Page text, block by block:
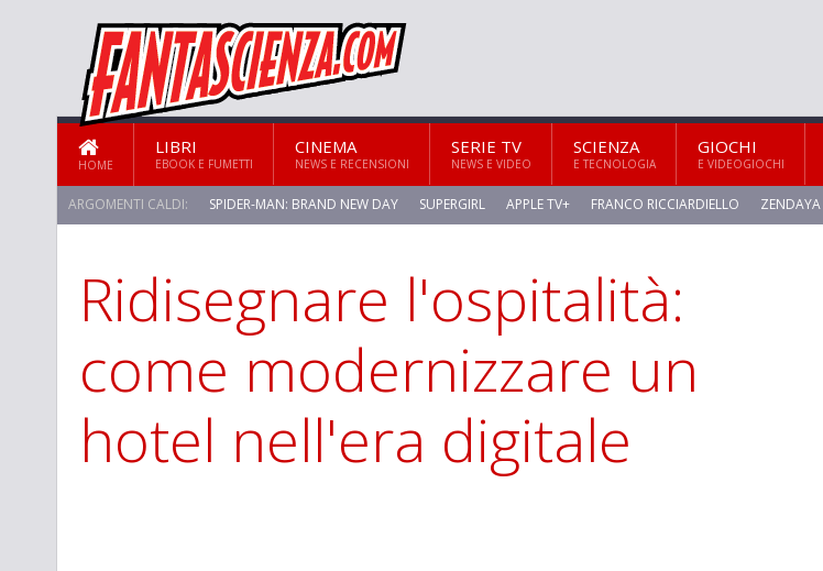
HOME
LIBRI
EBOOK E FUMETTI
CINEMA
NEWS E RECENSIONI
SERIE TV
NEWS E VIDEO
SCIENZA
E TECNOLOGIA
GIOCHI
E VIDEOGIOCHI
ARGOMENTI CALDI: SPIDER-MAN: BRAND NEW DAY SUPERGIRL APPLE TV+ FRANCO RICCIARDIELLO ZENDAYA
Ridisegnare l'ospitalità:
come modernizzare un
hotel nell'era digitale